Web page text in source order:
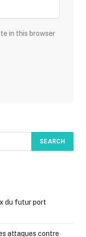
in this browser
du futur port
attaques contre